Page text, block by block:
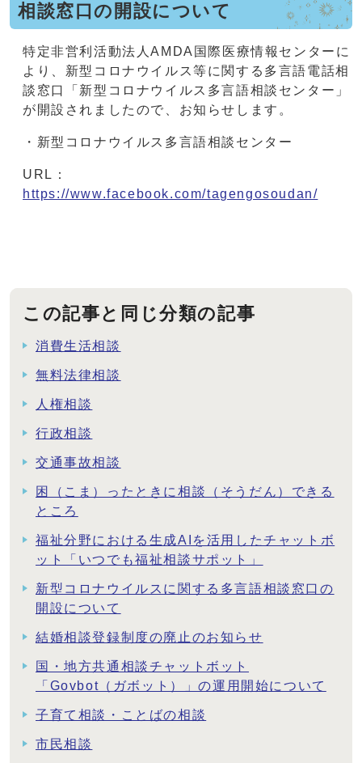
相談窓口の開設について
特定非営利活動法人AMDA国際医療情報センターに
より、新型コロナウイルス等に関する多言語電話相
談窓口「新型コロナウイルス多言語相談センター」
が開設されましたので、お知らせします。
・新型コロナウイルス多言語相談センター
URL：
https://www.facebook.com/tagengosoudan/
この記事と同じ分類の記事
消費生活相談
無料法律相談
人権相談
行政相談
交通事故相談
困（こま）ったときに相談（そうだん）できる
ところ
福祉分野における生成AIを活用したチャットボ
ット「いつでも福祉相談サポット」
新型コロナウイルスに関する多言語相談窓口の
開設について
結婚相談登録制度の廃止のお知らせ
国・地方共通相談チャットボット
「Govbot（ガボット）」の運用開始について
子育て相談・ことばの相談
市民相談